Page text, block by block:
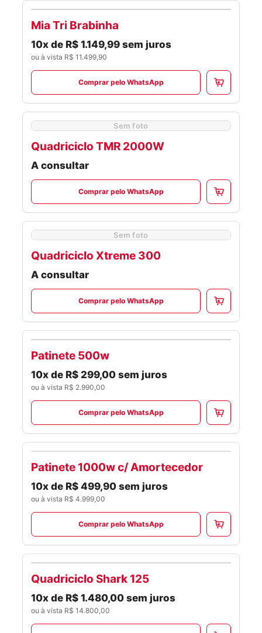
PCD
Mia Tri Brabinha
10x de R$ 1.149,99 sem juros
ou à vista R$ 11.499,90
Comprar pelo WhatsApp
Sem foto
Quadriciclo TMR 2000W
A consultar
Comprar pelo WhatsApp
Sem foto
Quadriciclo Xtreme 300
A consultar
Comprar pelo WhatsApp
PATINETES
Patinete 500w
10x de R$ 299,00 sem juros
ou à vista R$ 2.990,00
Comprar pelo WhatsApp
PATINETES
Patinete 1000w c/ Amortecedor
10x de R$ 499,90 sem juros
ou à vista R$ 4.999,00
Comprar pelo WhatsApp
QUADRICICLOS
Quadriciclo Shark 125
10x de R$ 1.480,00 sem juros
ou à vista R$ 14.800,00